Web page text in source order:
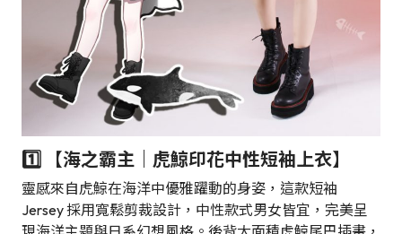
1️⃣ 【海之霸主｜虎鯨印花中性短袖上衣】
靈感來自虎鯨在海洋中優雅躍動的身姿，這款短袖
Jersey 採用寬鬆剪裁設計，中性款式男女皆宜，完美呈